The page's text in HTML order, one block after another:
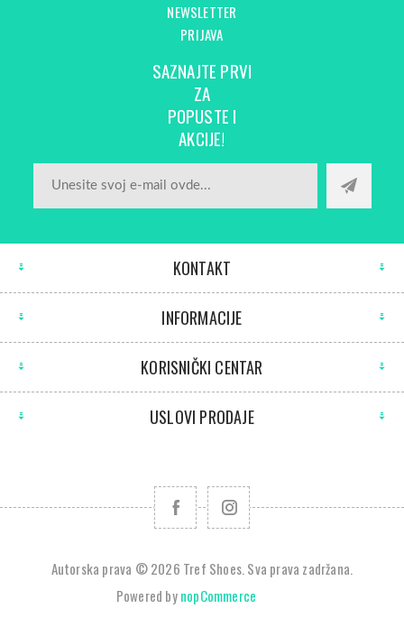
NEWSLETTER
PRIJAVA
SAZNAJTE PRVI
ZA
POPUSTE I
AKCIJE!
KONTAKT
INFORMACIJE
KORISNIČKI CENTAR
USLOVI PRODAJE
Autorska prava © 2026 Tref Shoes. Sva prava zadržana.
Powered bynopCommerce